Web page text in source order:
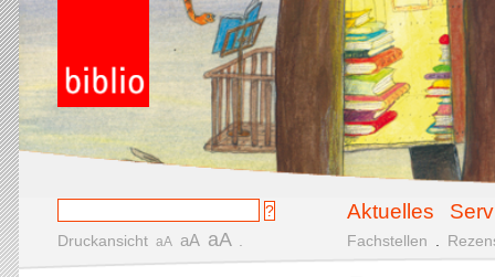
Aktuelles
Druckansicht aA aA aA Fachstellen